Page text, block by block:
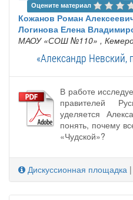
Оцените материал
Кожанов Роман
Логинова Елена
МАОУ «СОШ №110» ,
«Александр Невский,
В работе
правителей
уделяется
понять, почему
«Чудской»?
Дискуссионная площадка |